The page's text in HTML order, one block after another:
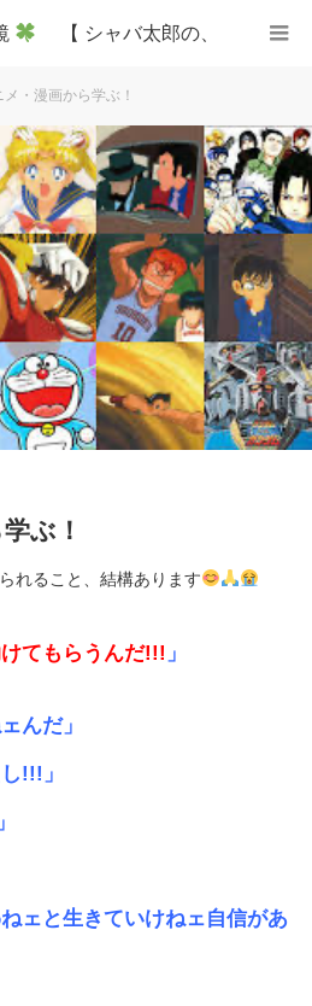
【 シャバ太郎の、
メ・漫画から学ぶ！
ぶ！
れること、結構あります
てもらうんだ!!! 」
んだ」
!!!」
ェと生きていけねェ自信があ